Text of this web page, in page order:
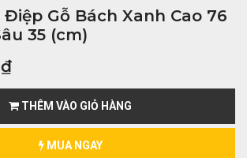
Điệp Gỗ Bách Xanh Cao 76
35 (cm)
₫
THÊM VÀO GIỎ HÀNG
MUA NGAY